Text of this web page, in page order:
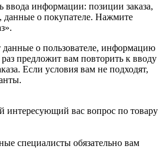
ввода информации: позиции заказа,
данные о покупателе. Нажмите
о пользователе, информацию
предложит вам повторить к вводу
Если условия вам не подходят,
интересующий вас вопрос по товару
специалисты обязательно вам